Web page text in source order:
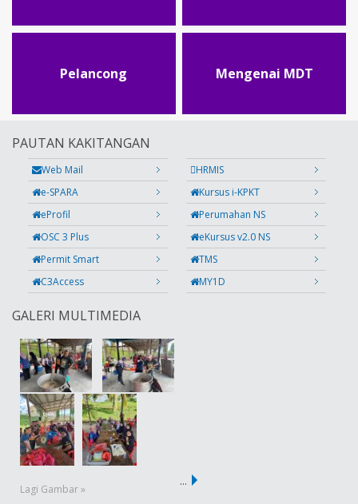
Pelancong Mengenai MDT
PAUTAN KAKITANGAN
Web Mail
HRMIS
e-SPARA
Kursus i-KPKT
eProfil
Perumahan NS
OSC 3 Plus
eKursus v2.0 NS
Permit Smart
TMS
C3Access
MY1D
GALERI MULTIMEDIA
Lagi Gambar »
…